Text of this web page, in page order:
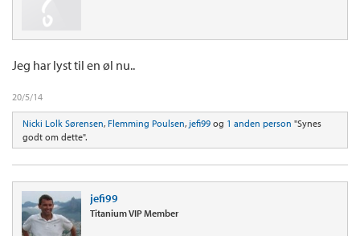
Jeg har lyst til en øl nu..
20/5/14
Nicki Lolk Sørensen, Flemming Poulsen, jefi99 og 1 anden person "Synes
godt om dette".
jefi99
Titanium VIP Member